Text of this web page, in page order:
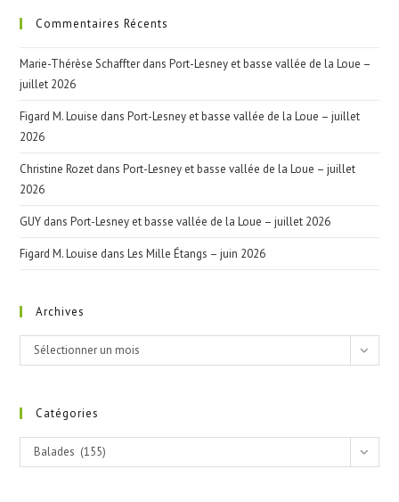
Commentaires Récents
Marie-Thérèse Schaffter dansPort-Lesney et basse vallée de la Loue –
juillet 2026
Figard M. Louise dansPort-Lesney et basse vallée de la Loue – juillet
2026
Christine Rozet dansPort-Lesney et basse vallée de la Loue – juillet
2026
GUY dansPort-Lesney et basse vallée de la Loue – juillet 2026
Figard M. Louise dansLes Mille Étangs – juin 2026
Archives
Archives
Sélectionner un mois
Catégories
Catégories
Balades (155)